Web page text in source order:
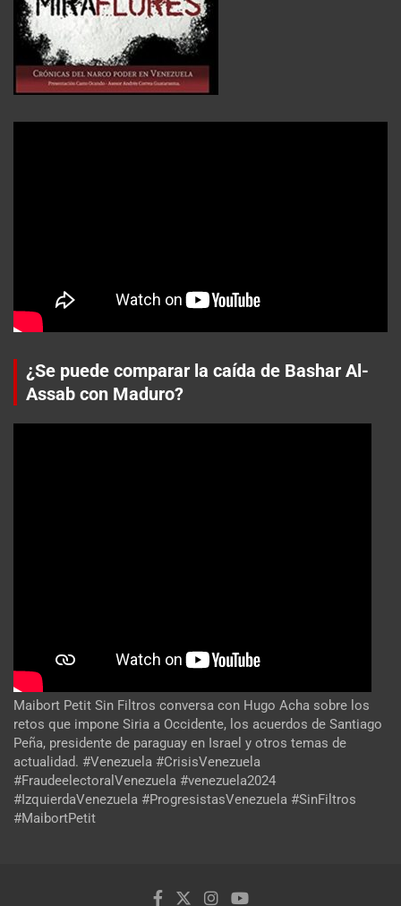
¿Se puede comparar la caída de Bashar Al-
Assab con Maduro?
Maibort Petit Sin Filtros conversa con Hugo Acha sobre los
retos que impone Siria a Occidente, los acuerdos de Santiago
Peña, presidente de paraguay en Israel y otros temas de
actualidad. #Venezuela #CrisisVenezuela
#FraudeelectoralVenezuela #venezuela2024
#IzquierdaVenezuela #ProgresistasVenezuela #SinFiltros
#MaibortPetit